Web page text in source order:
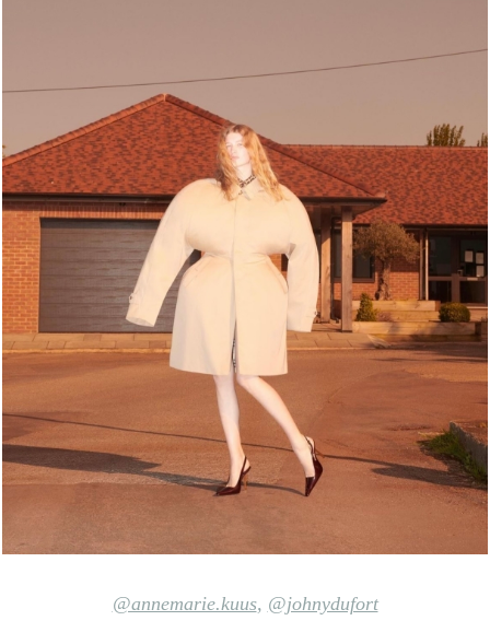
@annemarie.kuus, @johnydufort